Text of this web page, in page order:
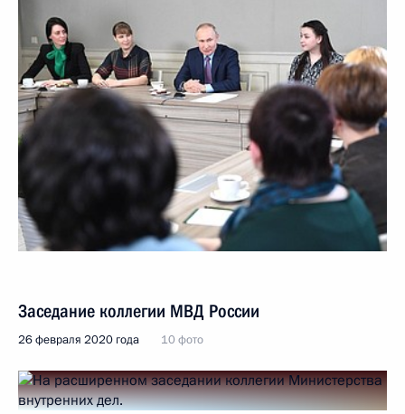
Заседание коллегии МВД России
26 февраля 2020 года 10 фото